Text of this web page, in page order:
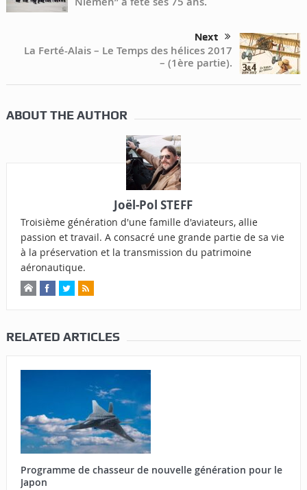
Next
La Ferté-Alais – Le Temps des hélices 2017
– (1ère partie).
ABOUT THE AUTHOR
Joël-Pol STEFF
Troisième génération d'une famille d'aviateurs, allie
passion et travail. A consacré une grande partie de sa vie
à la préservation et la transmission du patrimoine
aéronautique.
RELATED ARTICLES
Programme de chasseur de nouvelle génération pour le
Japon